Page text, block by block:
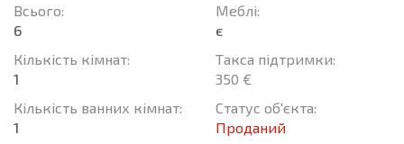
Всього:
6
Кількість кімнат:
1
Кількість ванних кімнат:
1
Меблі:
є
Такса підтримки:
350 €
Статус об'єкта:
Проданий